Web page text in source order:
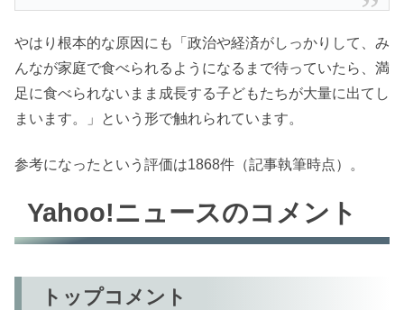
やはり根本的な原因にも「政治や経済がしっかりして、み
んなが家庭で食べられるようになるまで待っていたら、満
足に食べられないまま成長する子どもたちが大量に出てし
まいます。」という形で触れられています。
参考になったという評価は1868件（記事執筆時点）。
Yahoo!ニュースのコメント
トップコメント